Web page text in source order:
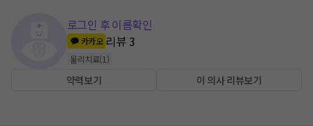
로그인 후 이름확인
카카오 리뷰3
물리치료(1 )
약력보기 이 의사 리뷰보기